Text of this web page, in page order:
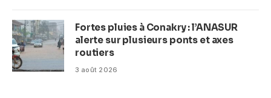
Fortes pluies à Conakry : l’ANASUR
alerte sur plusieurs ponts et axes
routiers
3 août 2026